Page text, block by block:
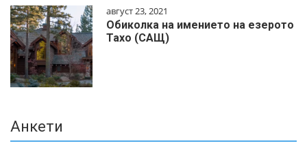
август 23, 2021
Обиколка на имението на езерото
Тахо (САЩ)
Анкети